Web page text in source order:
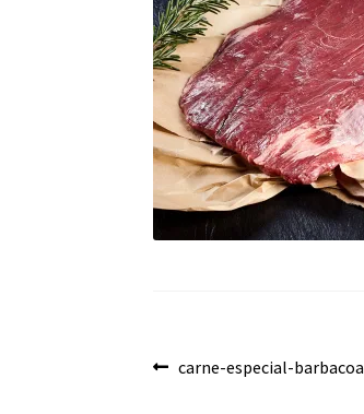
Navegación
Anterior:
carne-especial-barbacoa